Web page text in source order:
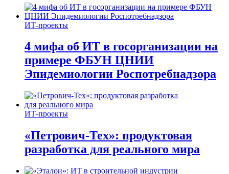
ИТ-проекты
4 мифа об ИТ в госорганизации на
примере ФБУН ЦНИИ
Эпидемиологии Роспотребнадзора
ИТ-проекты
«Петрович-Тех»: продуктовая
разработка для реального мира